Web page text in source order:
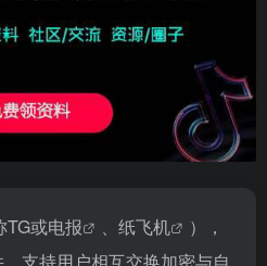
TG或电报 、 纸飞机
），